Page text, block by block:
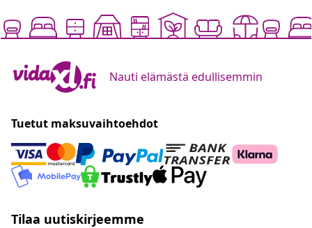
Nauti elämästä edullisemmin
Tuetut maksuvaihtoehdot
Tilaa uutiskirjeemme